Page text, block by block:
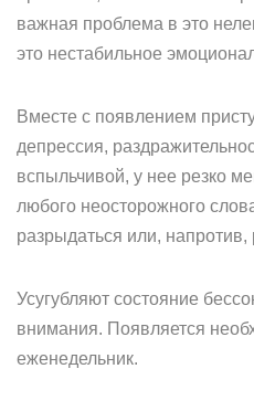
важная проблема в это
это нестабильное
Вместе с появлением
депрессия,
вспыльчивой, у нее резко
любого неосторожного
разрыдаться или, напротив,
Усугубляют состояние
внимания. Появляется
еженедельник.